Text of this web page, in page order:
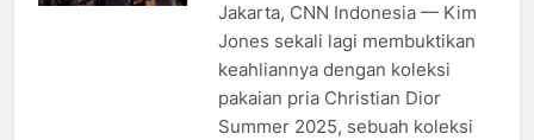
Jakarta, CNN Indonesia — Kim
Jones sekali lagi membuktikan
keahliannya dengan koleksi
pakaian pria Christian Dior
Summer 2025, sebuah koleksi